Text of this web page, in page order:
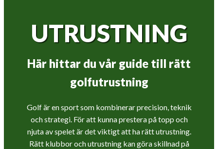
UTRUSTNING
Här hittar du vår guide till rätt
golfutrustning
Golf är en sport som kombinerar precision, teknik
och strategi. För att kunna prestera på topp och
njuta av spelet är det viktigt att ha rätt utrustning.
Rätt klubbor och utrustning kan göra skillnad på